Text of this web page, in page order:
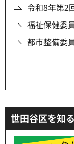
令和8年第2
福祉保健委
都市整備委
世田谷区を知る